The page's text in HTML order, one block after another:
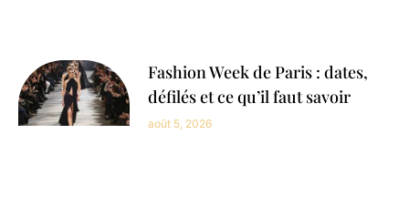
Fashion Week de Paris : dates,
défilés et ce qu’il faut savoir
août 5, 2026